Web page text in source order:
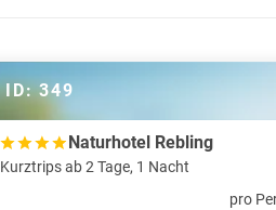
ID: 349
Naturhotel Rebling
Kurztrips ab 2 Tage, 1 Nacht
pro